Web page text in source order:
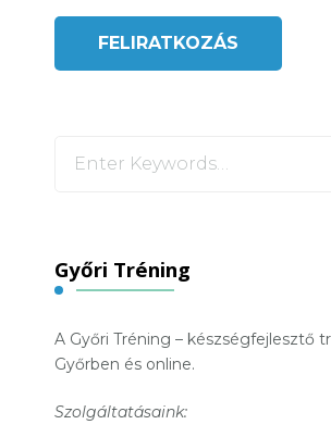
Győri Tréning
A Győri Tréning – készségfejlesztő
Győrben és online.
Szolgáltatásaink: